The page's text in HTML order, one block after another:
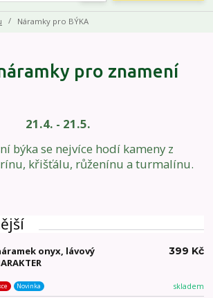
Náramky pro BÝKA
pro znamení
21.4. - 21.5.
býka se nejvíce hodí kameny z
křišťálu, růženínu a turmalínu.
onyx, lávový
skladem
Novinka
399 Kč